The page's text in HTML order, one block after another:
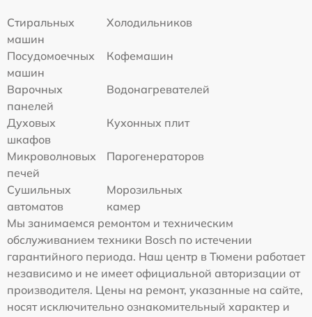
Стиральных
машин
Холодильников
Посудомоечных
машин
Кофемашин
Варочных
панелей
Водонагревателей
Духовых
шкафов
Кухонных плит
Микроволновых
печей
Парогенераторов
Сушильных
автоматов
Морозильных
камер
Мы занимаемся ремонтом и техническим
обслуживанием техники Bosch по истечении
гарантийного периода. Наш центр в Тюмени работает
независимо и не имеет официальной авторизации от
производителя. Цены на ремонт, указанные на сайте,
носят исключительно ознакомительный характер и